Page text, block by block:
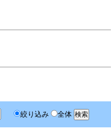
絞り込み 全体